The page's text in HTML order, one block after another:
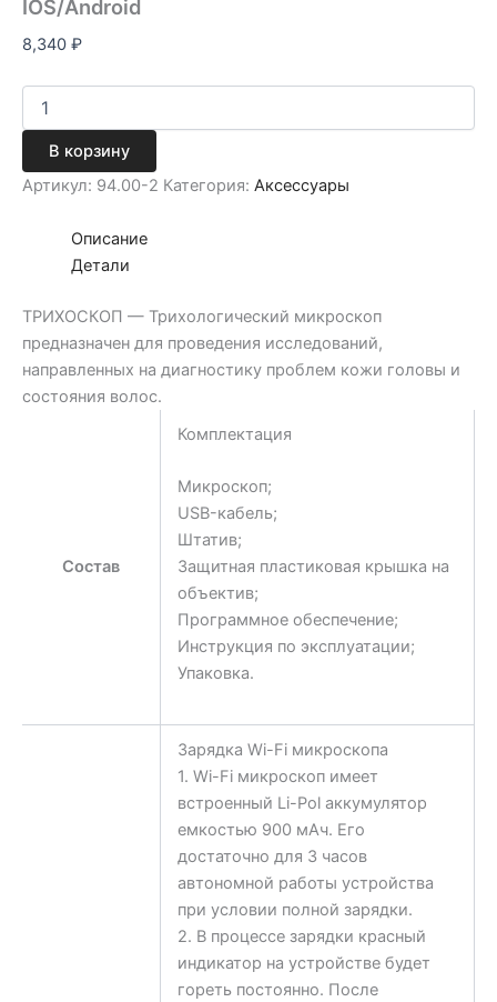
IOS/Android
8,340 ₽
В корзину
Артикул: 94.00-2 Категория: Аксессуары
Описание
Детали
ТРИХОСКОП — Трихологический микроскоп
предназначен для проведения исследований,
направленных на диагностику проблем кожи головы и
состояния волос.
Состав
Комплектация
Микроскоп;
USB-кабель;
Штатив;
Защитная пластиковая крышка на
объектив;
Программное обеспечение;
Инструкция по эксплуатации;
Упаковка.
Зарядка Wi-Fi микроскопа
1. Wi-Fi микроскоп имеет
встроенный Li-Pol аккумулятор
емкостью 900 мАч. Его
достаточно для 3 часов
автономной работы устройства
при условии полной зарядки.
2. В процессе зарядки красный
индикатор на устройстве будет
гореть постоянно. После